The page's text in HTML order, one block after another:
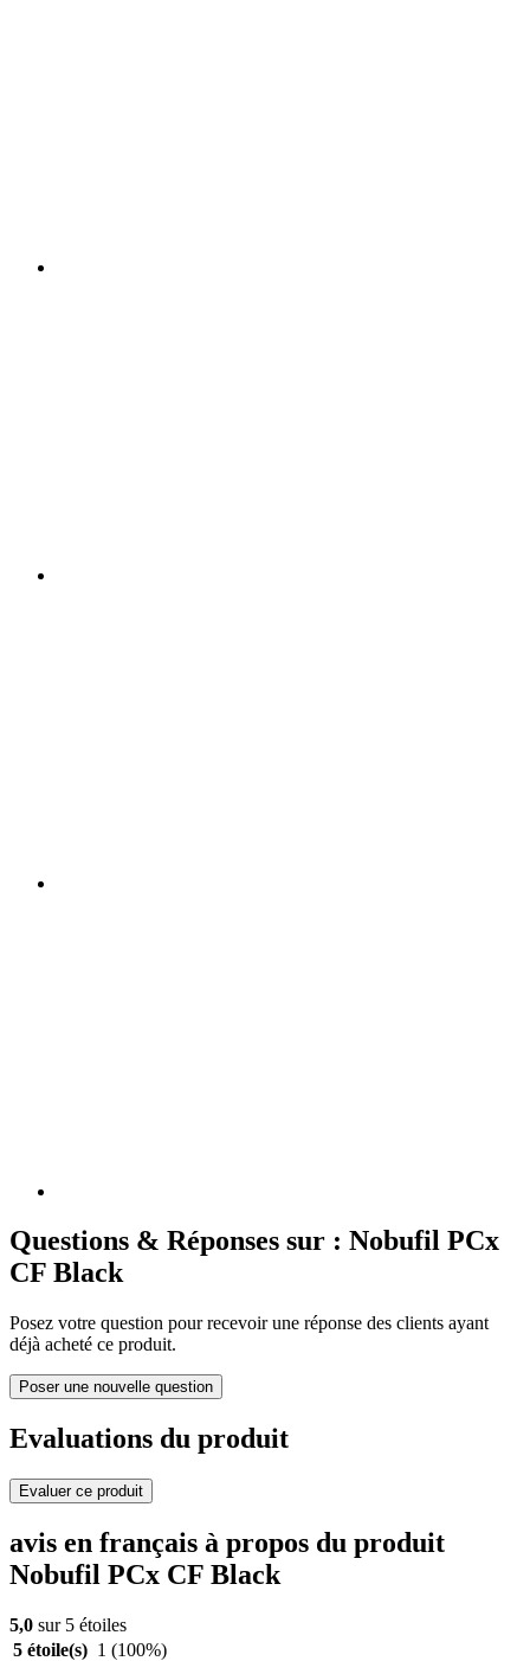
Questions & Réponses sur : Nobufil PCx
CF Black
Posez votre question pour recevoir une réponse des clients ayant
déjà acheté ce produit.
Poser une nouvelle question
Evaluations du produit
Evaluer ce produit
avis en français à propos du produit
Nobufil PCx CF Black
5,0 sur 5 étoiles
5 étoile(s) 1 (100%)